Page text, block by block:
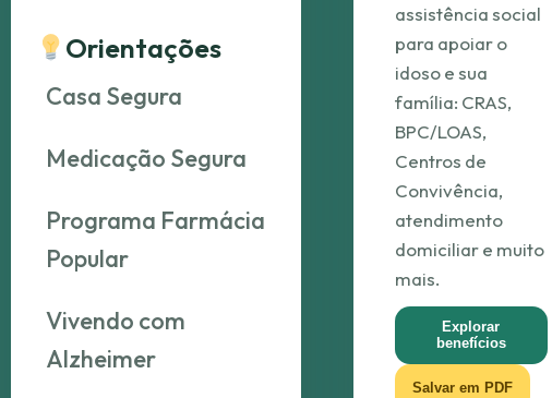
Orientações
Casa Segura
Medicação Segura
Programa Farmácia
Popular
Vivendo com
Alzheimer
assistência social
para apoiar o
idoso e sua
família: CRAS,
BPC/LOAS,
Centros de
Convivência,
atendimento
domiciliar e muito
mais.
Explorar
benefícios
Salvar em PDF